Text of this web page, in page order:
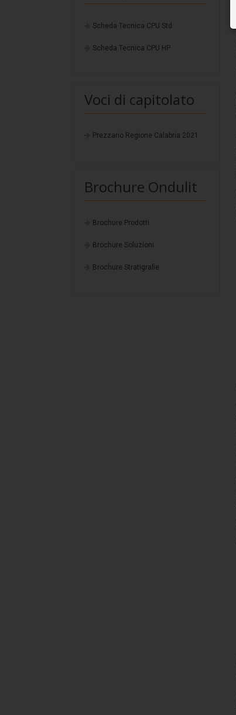
Scheda Tecnica CPU Std
Scheda Tecnica CPU HP
Voci di capitolato
Prezzario Regione Calabria 2021
Brochure Ondulit
Brochure Prodotti
Brochure Soluzioni
Brochure Stratigrafie